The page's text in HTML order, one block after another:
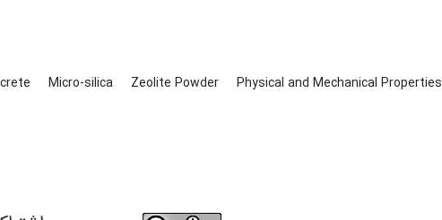
Micro-silica Zeolite Powder Physical and Mechanical Properties